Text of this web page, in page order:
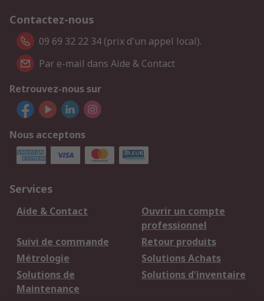
Contactez-nous
09 69 32 22 34 (prix d'un appel local).
Par e-mail dans Aide & Contact
Retrouvez-nous sur
Nous acceptons
Services
Aide & Contact
Ouvrir un compte
professionnel
Suivi de commande
Retour produits
Métrologie
Solutions Achats
Solutions de
Maintenance
Solutions d'inventaire